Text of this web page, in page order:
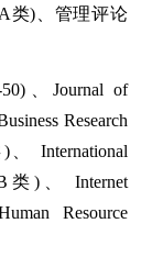
类)、管理评论
50)、Journal of
Research
International
类)、 Internet
Resource